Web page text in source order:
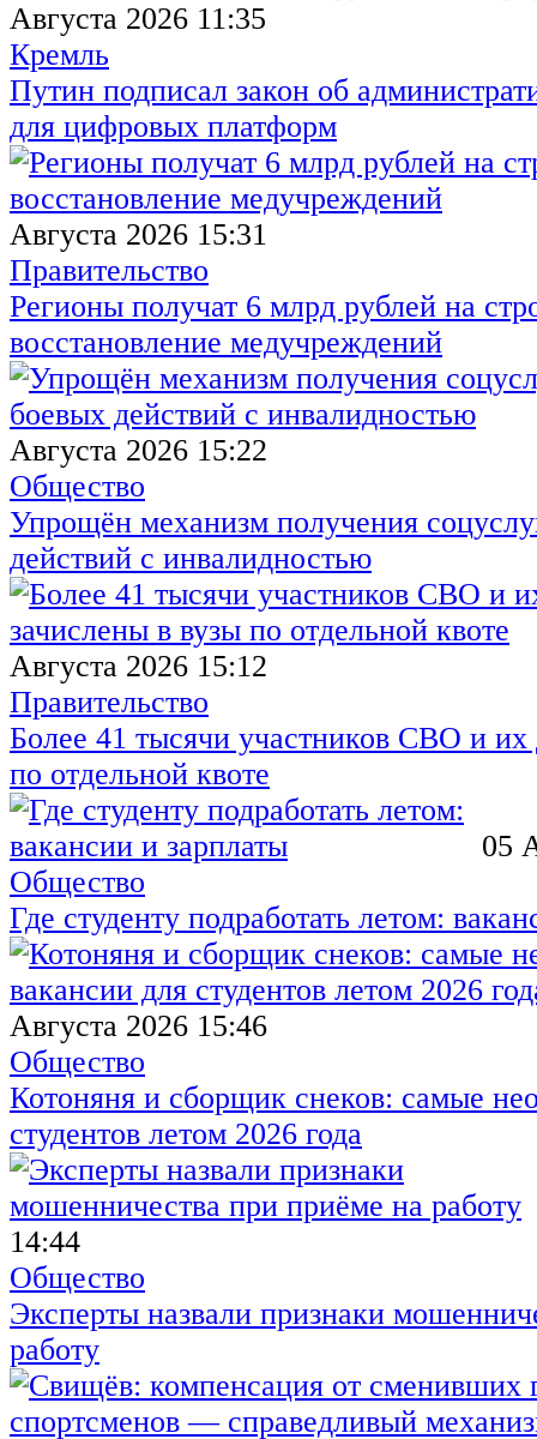
Августа 2026 11:35
Кремль
Путин подписал закон об
для цифровых платформ
Августа 2026 15:31
Правительство
Регионы получат 6 млрд рублей на
восстановление медучреждений
Августа 2026 15:22
Общество
Упрощён механизм получения
действий с инвалидностью
Августа 2026 15:12
Правительство
Более 41 тысячи участников СВО и их
по отдельной квоте
05
Общество
Где студенту подработать летом:
Августа 2026 15:46
Общество
Котоняня и сборщик снеков: самые
студентов летом 2026 года
14:44
Общество
Эксперты назвали признаки
работу